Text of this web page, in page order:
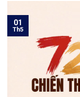
01
Th5